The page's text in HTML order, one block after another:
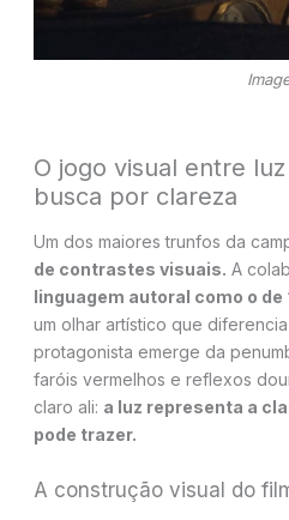
O jogo visual entre
busca por clareza
Um dos maiores trunfos da
de contrastes visuais. A
linguagem autoral como o de
um olhar artístico que
protagonista emerge da
faróis vermelhos e reflexos
claro ali: a luz representa a
pode trazer.
A construção visual do